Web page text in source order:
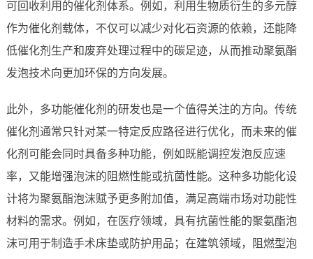
可回收利用的催化剂体系。例如，利用生物质衍生的多元醇
作为催化剂载体，不仅可以减少对化石资源的依赖，还能降
低催化剂生产和废弃处理过程中的碳足迹，从而推动聚氨酯
发泡技术向更加环保的方向发展。
此外，多功能催化剂的研发也是一个值得关注的方向。传统
催化剂通常只针对某一特定反应路径进行优化，而未来的催
化剂可能会同时具备多种功能，例如既能调控发泡反应速
率，又能增强泡沫的阻燃性能或抗菌性能。这种多功能化设
计将为聚氨酯泡沫赋予更多附加值，满足高端市场对功能性
材料的需求。例如，在医疗领域，具有抗菌性能的聚氨酯泡
沫可用于制造手术床垫或防护用品；在建筑领域，阻燃型泡